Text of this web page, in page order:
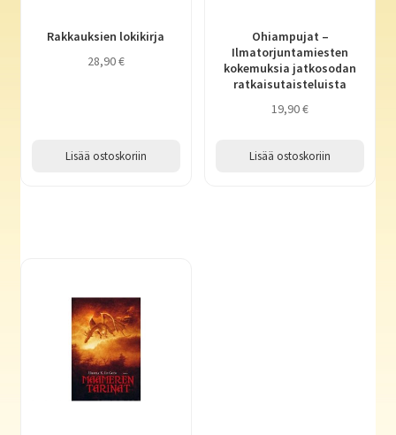
Rakkauksien lokikirja
28,90€
Lisää ostoskoriin
Ohiampujat –
Ilmatorjuntamiesten
kokemuksia jatkosodan
ratkaisutaisteluista
19,90€
Lisää ostoskoriin